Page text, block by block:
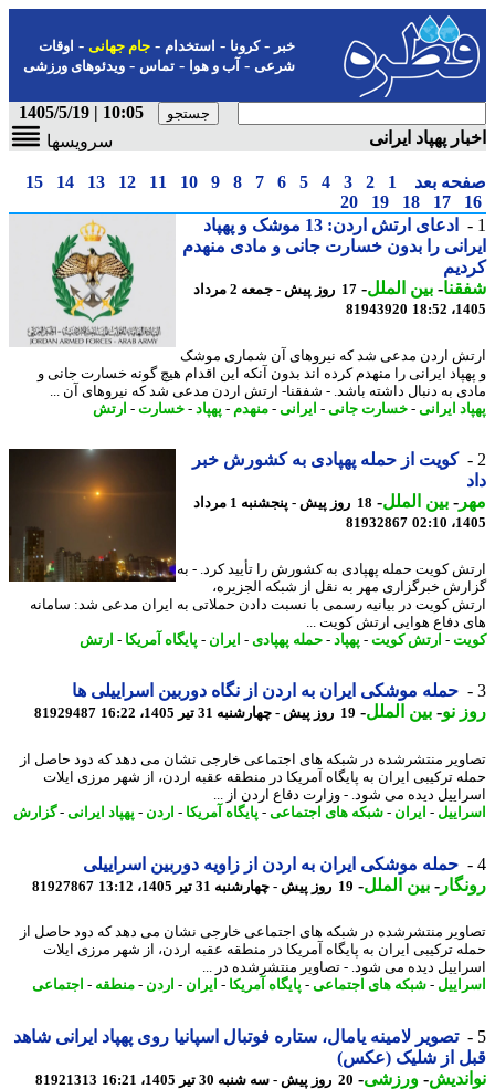
-کرونا-استخدام- جام جهانی-اوقات
شرعی-آب و هوا-تماس-ویدئوهای ورزشی
10:05 | 1405/5/19
پهپاد ایرانی
سرویسها
بعد 1
2
3
4
5
6
7
8
9
10
11
12
13
14
15
17
18
19
20
ادعای ارتش اردن: 13 موشک و پهپاد
را بدون خسارت جانی و مادی منهدم
-بین الملل-
17 روز پیش - جمعه 2 مرداد
81943920
اردن مدعی شد که نیروهای آن شماری موشک
ایرانی را منهدم کرده اند بدون آنکه این اقدام هیچ گونه خسارت جانی و
به دنبال داشته باشد. - شفقنا- ارتش اردن مدعی شد که نیروهای آن ...
ایرانی- خسارت جانی-ایرانی- منهدم-پهپاد -خسارت- ارتش
کویت از حمله پهپادی به کشورش خبر
-بین الملل-
18 روز پیش - پنجشنبه 1 مرداد
81932867
کویت حمله پهپادی به کشورش را تأیید کرد. - به
خبرگزاری مهر به نقل از شبکه الجزیره،
کویت در بیانیه رسمی با نسبت دادن حملاتی به ایران مدعی شد: سامانه
دفاع هوایی ارتش کویت ...
-ارتش کویت-پهپاد -حمله پهپادی-ایران - پایگاه آمریکا- ارتش
حمله موشکی ایران به اردن از نگاه دوربین اسراییلی ها
نو- بین الملل-19 روز پیش - چهارشنبه 31 تیر 1405، 16:22 81929487
منتشرشده در شبکه های اجتماعی خارجی نشان می دهد که دود حاصل از
ترکیبی ایران به پایگاه آمریکا در منطقه عقبه اردن، از شهر مرزی ایلات
دیده می شود. - وزارت دفاع اردن از ...
-ایران - شبکه های اجتماعی-پایگاه آمریکا- اردن -پهپاد ایرانی- گزارش
حمله موشکی ایران به اردن از زاویه دوربین اسراییلی
-بین الملل-19 روز پیش - چهارشنبه 31 تیر 1405، 13:12 81927867
منتشرشده در شبکه های اجتماعی خارجی نشان می دهد که دود حاصل از
ترکیبی ایران به پایگاه آمریکا در منطقه عقبه اردن، از شهر مرزی ایلات
دیده می شود. - تصاویر منتشرشده در ...
-شبکه های اجتماعی-پایگاه آمریکا- ایران - اردن -منطقه-اجتماعی
تصویر لامینه یامال، ستاره فوتبال اسپانیا روی پهپاد ایرانی شاهد
از شلیک (عکس)
-ورزشی-20 روز پیش - سه شنبه 30 تیر 1405، 16:21 81921313